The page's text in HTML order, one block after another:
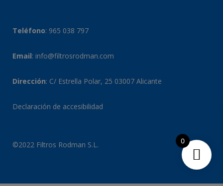
Teléfono: 965 038 797
Email: info@filtrosrodman.com
Dirección: C/ Estrella Polar, 25 03007 Alicante
Declaración de accesibilidad
©2022 Filtros Rodman S.L. 0